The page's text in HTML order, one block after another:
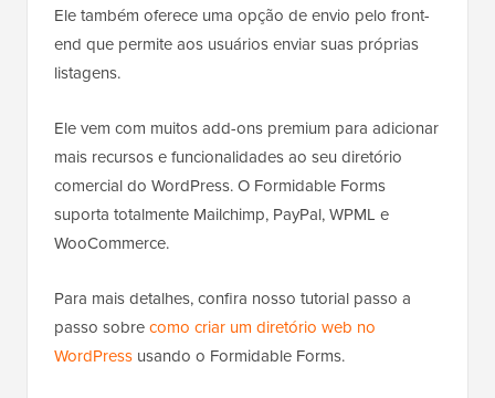
Ele também oferece uma opção de envio pelo front-
end que permite aos usuários enviar suas próprias
listagens.
Ele vem com muitos add-ons premium para adicionar
mais recursos e funcionalidades ao seu diretório
comercial do WordPress. O Formidable Forms
suporta totalmente Mailchimp, PayPal, WPML e
WooCommerce.
Para mais detalhes, confira nosso tutorial passo a
passo sobrecomo criar um diretório web no
WordPress usando o Formidable Forms.